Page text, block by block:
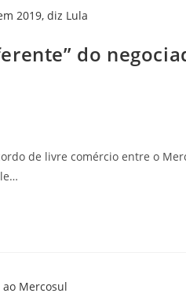
do
de livre comércio entre o